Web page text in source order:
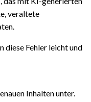
veraltete
diese Fehler leicht und
Inhalten unter.